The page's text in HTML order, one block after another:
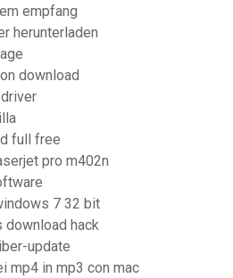
empfang
herunterladen
download
full free
pro m402n
7 32 bit
download hack
update
mp4 in mp3 con mac